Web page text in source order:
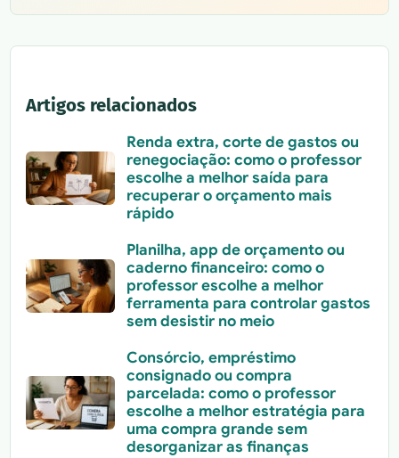
Artigos relacionados
Renda extra, corte de gastos ou
renegociação: como o professor
escolhe a melhor saída para
recuperar o orçamento mais
rápido
Planilha, app de orçamento ou
caderno financeiro: como o
professor escolhe a melhor
ferramenta para controlar gastos
sem desistir no meio
Consórcio, empréstimo
consignado ou compra
parcelada: como o professor
escolhe a melhor estratégia para
uma compra grande sem
desorganizar as finanças